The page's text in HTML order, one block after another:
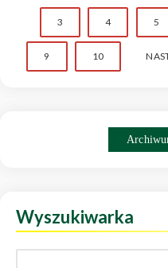
3 4 5
9 10
Wyszukiwarka